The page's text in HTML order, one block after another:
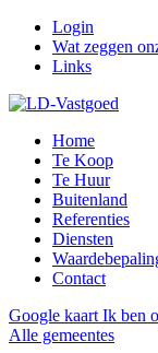
Login
Wat zeggen
Links
Home
Te Koop
Te Huur
Buitenland
Referenties
Diensten
Contact
Google kaart Ik ben
Alle gemeentes